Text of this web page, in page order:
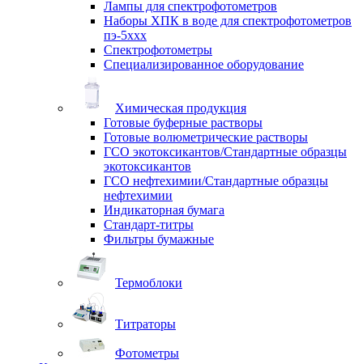
Лампы для спектрофотометров
Наборы ХПК в воде для спектрофотометров
пэ-5ххх
Спектрофотометры
Специализированное оборудование
Химическая продукция
Готовые буферные растворы
Готовые волюметрические растворы
ГСО экотоксикантов/Стандартные образцы
экотоксикантов
ГСО нефтехимии/Стандартные образцы
нефтехимии
Индикаторная бумага
Стандарт-титры
Фильтры бумажные
Термоблоки
Титраторы
Фотометры